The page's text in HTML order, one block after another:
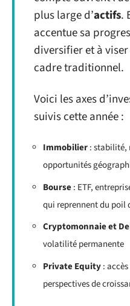
plus large d’actifs.
accentue sa
diversifier et à
cadre traditionnel.
Voici les axes
suivis cette année :
Immobilier: stabilité,
opportunités
Bourse: ETF,
qui reprennent du poil
Cryptomonnaie et
volatilité permanente
Private Equity:
perspectives de